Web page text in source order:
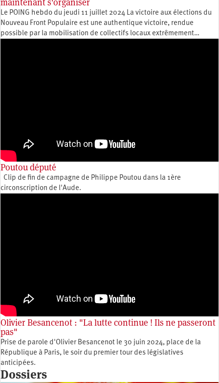
Le POING hebdo du jeudi 11 juillet 2024 La victoire aux élections du
Nouveau Front Populaire est une authentique victoire, rendue
possible par la mobilisation de collectifs locaux extrêmement…
Poutou député
Clip de fin de campagne de Philippe Poutou dans la 1ère
circonscription de l'Aude.
Olivier Besancenot : "La lutte continue ! Ils ne passeront
pas"
Prise de parole d'Olivier Besancenot le 30 juin 2024, place de la
République à Paris, le soir du premier tour des législatives
anticipées.
Dossiers